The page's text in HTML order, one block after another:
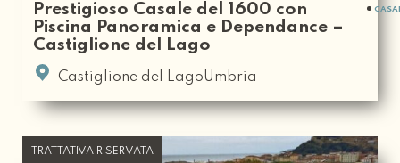
Prestigioso Casale del 1600 con
Piscina Panoramica e Dependance –
Castiglione del Lago
Castiglione del LagoUmbria
TRATTATIVA RISERVATA